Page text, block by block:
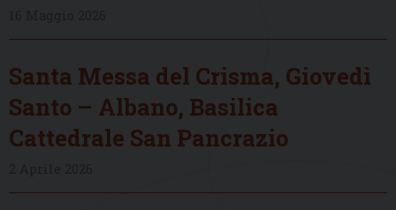
Santa Messa del Crisma, Giovedì
Santo – Albano, Basilica
Cattedrale San Pancrazio